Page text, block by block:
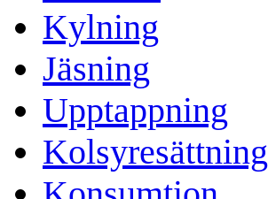
Kylning
Jäsning
Upptappning
Kolsyresättning